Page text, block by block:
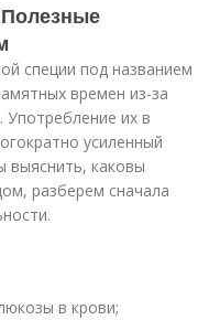
специи под названием
времен из-за
их в
усиленный
выяснить, каковы
разберем сначала
в крови;